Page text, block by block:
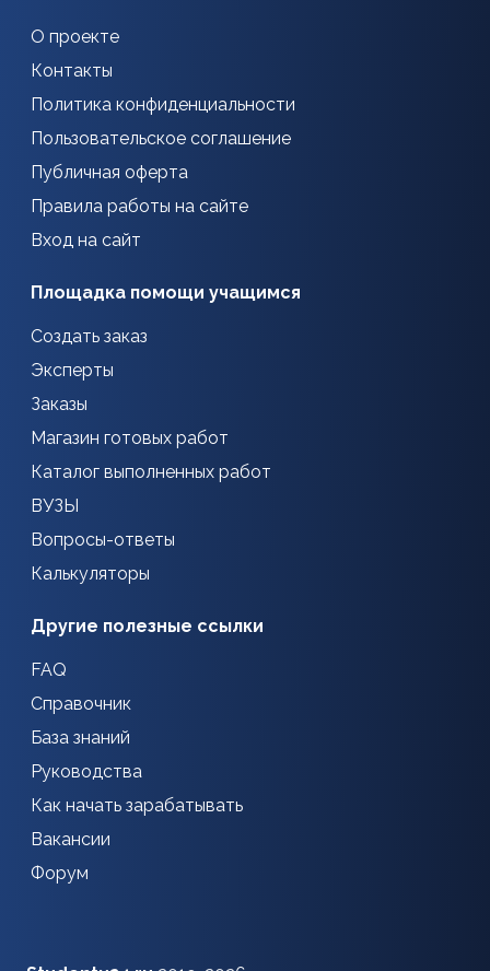
О проекте
Контакты
Политика конфиденциальности
Пользовательское соглашение
Публичная оферта
Правила работы на сайте
Вход на сайт
Площадка помощи учащимся
Создать заказ
Эксперты
Заказы
Магазин готовых работ
Каталог выполненных работ
ВУЗЫ
Вопросы-ответы
Калькуляторы
Другие полезные ссылки
FAQ
Справочник
База знаний
Руководства
Как начать зарабатывать
Вакансии
Форум